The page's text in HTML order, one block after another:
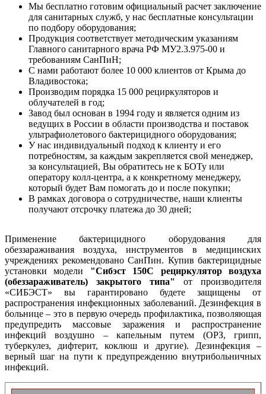
Мы бесплатно готовим официальный расчет заключение
для санитарных служб, у нас бесплатные консультации
по подбору оборудования;
Продукция соответствует методическим указаниям
Главного санитарного врача РФ МУ2.3.975-00 и
требованиям СанПиН;
С нами работают более 10 000 клиентов от Крыма до
Владивостока;
Производим порядка 15 000 рециркуляторов и
облучателей в год;
Завод был основан в 1994 году и является одним из
ведущих в России в области производства и поставок
ультрафиолетового бактерицидного оборудования;
У нас индивидуальный подход к клиенту и его
потребностям, за каждым закрепляется свой менеджер,
за консультацией, Вы обратитесь не к БОТу или
оператору колл-центра, а к конкретному менеджеру,
который будет Вам помогать до и после покупки;
В рамках договора о сотрудничестве, наши клиенты
получают отсрочку платежа до 30 дней;
Применение бактерицидного оборудования для
обеззараживания воздуха, инструментов в медицинских
учреждениях рекомендовано СанПин. Купив бактерицидные
установки модели "Сибэст 150С рециркулятор воздуха
(обеззараживатель) закрытого типа"
от производителя
«СИБЭСТ» вы гарантировано будете защищены от
распространения инфекционных заболеваний. Дезинфекция в
больнице – это в первую очередь профилактика, позволяющая
предупредить массовые заражения и распространение
инфекций воздушно – капельным путем (ОРЗ, грипп,
туберкулез, дифтерит, коклюш и другие). Дезинфекция –
верный шаг на пути к предупреждению внутрибольничных
инфекций.